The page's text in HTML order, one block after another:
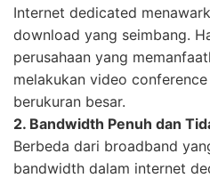
Internet dedicated
download yang seimbang.
perusahaan yang
melakukan video
berukuran besar.
2. Bandwidth Penuh dan
Berbeda dari broadband
bandwidth dalam internet